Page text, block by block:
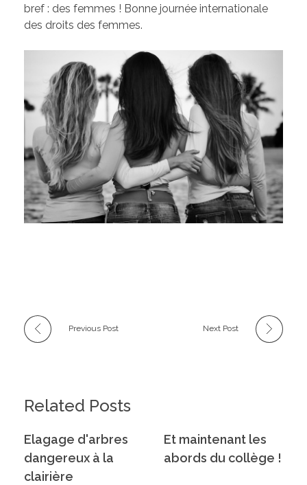
Cartes et Plans
Assainissement
Code de bonne conduite
Règlement du Cimetière
DICRIM
bref : des femmes ! Bonne journée internationale
des droits des femmes.
Previous Post Next Post
Related Posts
Elagage d'arbres
dangereux à la
clairière
Et maintenant les
abords du collège !